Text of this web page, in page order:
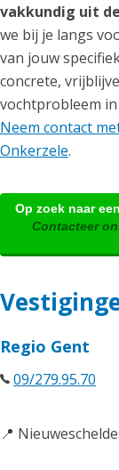
vakkundig uit
we bij je langs
van jouw
concrete,
vochtprobleem
Neem contact
Onkerzele.
Op zoek naar
Contacteer
Regio Gent
09/279.95.70
📍